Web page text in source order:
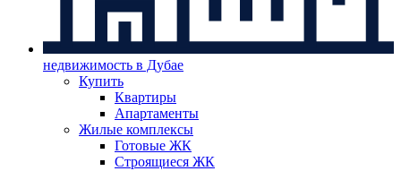
недвижимость в Дубае
Купить
Квартиры
Апартаменты
Жилые комплексы
Готовые ЖК
Строящиеся ЖК